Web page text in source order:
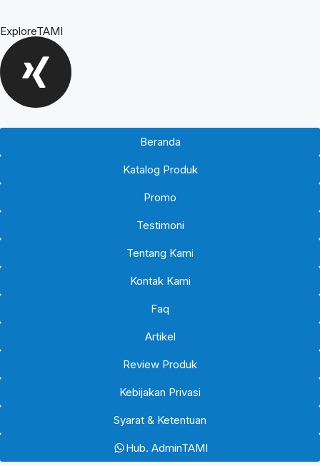
ExploreTAMI
Beranda
Katalog Produk
Promo
Testimoni
Tentang Kami
Kontak Kami
Faq
Artikel
Review Produk
Kebijakan Privasi
Syarat & Ketentuan
Hub. AdminTAMI